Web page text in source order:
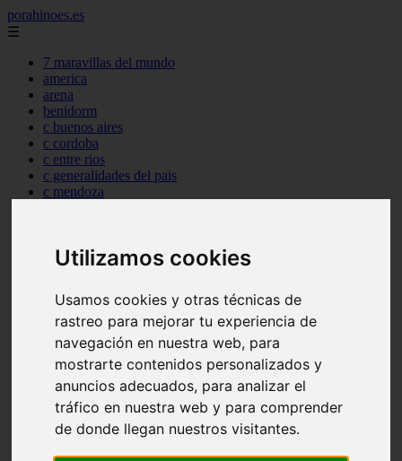
Utilizamos cookies
Usamos cookies y otras técnicas de
rastreo para mejorar tu experiencia de
navegación en nuestra web, para
mostrarte contenidos personalizados y
anuncios adecuados, para analizar el
tráfico en nuestra web y para comprender
de donde llegan nuestros visitantes.
porahinoes.es
☰
7 maravillas del mundo
america
arena
benidorm
c buenos aires
c cordoba
c entre rios
c generalidades del pais
c mendoza
c santa fe
c zona austral
carmen
category
destinos
gijon
lanzarote
live
monumentos
naturaleza